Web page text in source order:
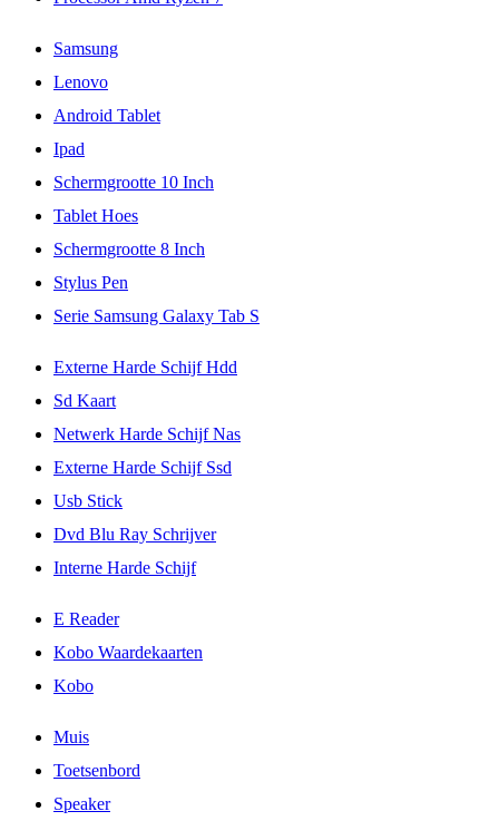
Samsung
Lenovo
Android Tablet
Ipad
Schermgrootte 10 Inch
Tablet Hoes
Schermgrootte 8 Inch
Stylus Pen
Serie Samsung Galaxy Tab S
Externe Harde Schijf Hdd
Sd Kaart
Netwerk Harde Schijf Nas
Externe Harde Schijf Ssd
Usb Stick
Dvd Blu Ray Schrijver
Interne Harde Schijf
E Reader
Kobo Waardekaarten
Kobo
Muis
Toetsenbord
Speaker